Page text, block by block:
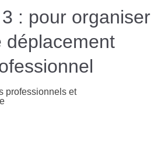
: pour organiser
déplacement